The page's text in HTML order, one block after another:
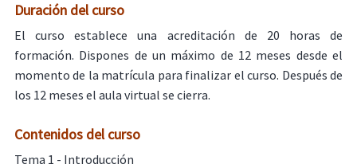
Duración del curso
El curso establece una acreditación de 20 horas de
formación. Dispones de un máximo de 12 meses desde el
momento de la matrícula para finalizar el curso. Después de
los 12 meses el aula virtual se cierra.
Contenidos del curso
Tema 1 - Introducción